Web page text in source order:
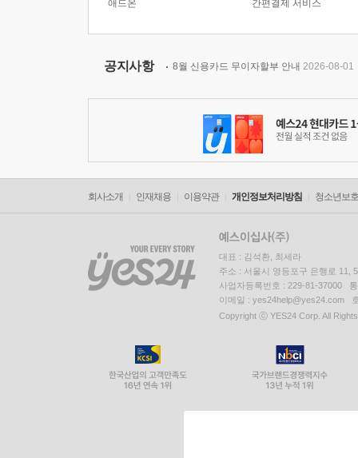
애드온
간편결제 서비스
공지사항 8월 신용카드 무이자할부 안내 2026-08-01
회사소개 인재채용 이용약관 개인정보처리방침 청소년보
대표 : 김석환, 최세라
주소 : 서울시 영등포구 은행로 11,
사업자등록번호 : 229-81-37000
이메일 : yes24help@yes24.com
Copyright ⓒ YES24 Corp. All